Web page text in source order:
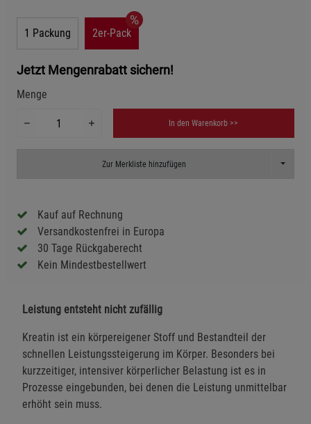
1 Packung 2er-Pack
Jetzt Mengenrabatt sichern!
Menge
In den Warenkorb >>
Zur Merkliste hinzufügen Toggle
Kauf auf Rechnung
Versandkostenfrei in Europa
30 Tage Rückgaberecht
Kein Mindestbestellwert
Leistung entsteht nicht zufällig
Kreatin ist ein körpereigener Stoff und Bestandteil der
schnellen Leistungssteigerung im Körper. Besonders bei
kurzzeitiger, intensiver körperlicher Belastung ist es in
Prozesse eingebunden, bei denen die Leistung unmittelbar
erhöht sein muss.